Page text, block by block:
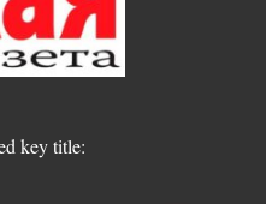
key title: